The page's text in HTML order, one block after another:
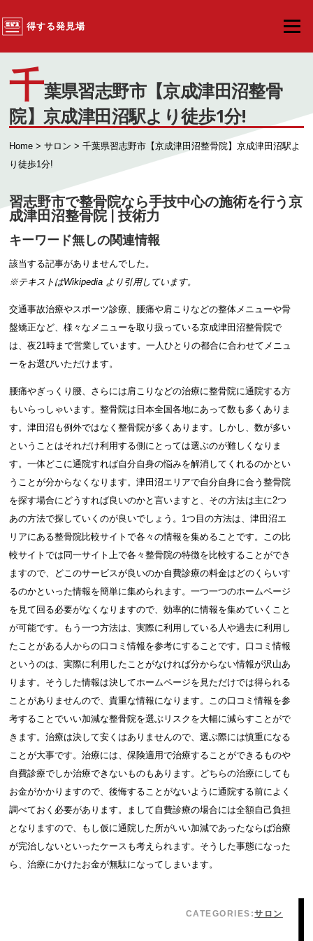
得する発見場
メニュ
千葉県習志野市【京成津田沼整骨
院】京成津田沼駅より徒歩1分!
Home >サロン > 千葉県習志野市【京成津田沼整骨院】京成津田沼駅よ
り徒歩1分!
習志野市で整骨院なら手技中心の施術を行う京
成津田沼整骨院 | 技術力
キーワード無しの関連情報
該当する記事がありませんでした。
※テキストはWikipedia より引用しています。
交通事故治療やスポーツ診療、腰痛や肩こりなどの整体メニューや骨
盤矯正など、様々なメニューを取り扱っている京成津田沼整骨院で
は、夜21時まで営業しています。一人ひとりの都合に合わせてメニュ
ーをお選びいただけます。
腰痛やぎっくり腰、さらには肩こりなどの治療に整骨院に通院する方
もいらっしゃいます。整骨院は日本全国各地にあって数も多くありま
す。津田沼も例外ではなく整骨院が多くあります。しかし、数が多い
ということはそれだけ利用する側にとっては選ぶのが難しくなりま
す。一体どこに通院すれば自分自身の悩みを解消してくれるのかとい
うことが分からなくなります。津田沼エリアで自分自身に合う整骨院
を探す場合にどうすれば良いのかと言いますと、その方法は主に2つ
あの方法で探していくのが良いでしょう。1つ目の方法は、津田沼エ
リアにある整骨院比較サイトで各々の情報を集めることです。この比
較サイトでは同一サイト上で各々整骨院の特徴を比較することができ
ますので、どこのサービスが良いのか自費診療の料金はどのくらいす
るのかといった情報を簡単に集められます。一つ一つのホームページ
を見て回る必要がなくなりますので、効率的に情報を集めていくこと
が可能です。もう一つ方法は、実際に利用している人や過去に利用し
たことがある人からの口コミ情報を参考にすることです。口コミ情報
というのは、実際に利用したことがなければ分からない情報が沢山あ
ります。そうした情報は決してホームページを見ただけでは得られる
ことがありませんので、貴重な情報になります。この口コミ情報を参
考することでいい加減な整骨院を選ぶリスクを大幅に減らすことがで
きます。治療は決して安くはありませんので、選ぶ際には慎重になる
ことが大事です。治療には、保険適用で治療することができるものや
自費診療でしか治療できないものもあります。どちらの治療にしても
お金がかかりますので、後悔することがないように通院する前によく
調べておく必要があります。まして自費診療の場合には全額自己負担
となりますので、もし仮に通院した所がいい加減であったならば治療
が完治しないといったケースも考えられます。そうした事態になった
ら、治療にかけたお金が無駄になってしまいます。
CATEGORIES:サロン